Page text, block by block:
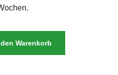
Warenkorb